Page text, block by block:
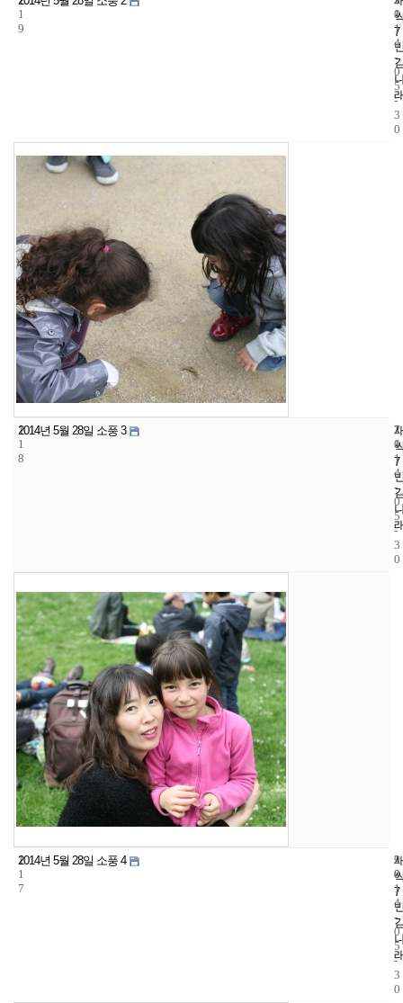
1
9
7
1
0
1
4
-
0
5
-
3
0
1
1
8
2014년 5월 28일 소풍 3
7
7
1
2
0
1
4
-
0
5
-
3
0
1
1
7
2014년 5월 28일 소풍 4
7
9
0
2
0
1
4
-
0
5
-
3
0